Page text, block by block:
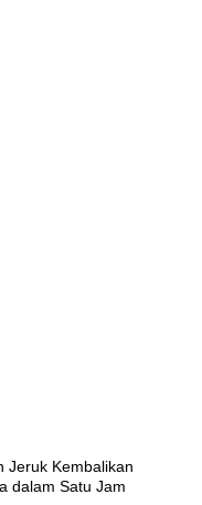
Jeruk Kembalikan
dalam Satu Jam